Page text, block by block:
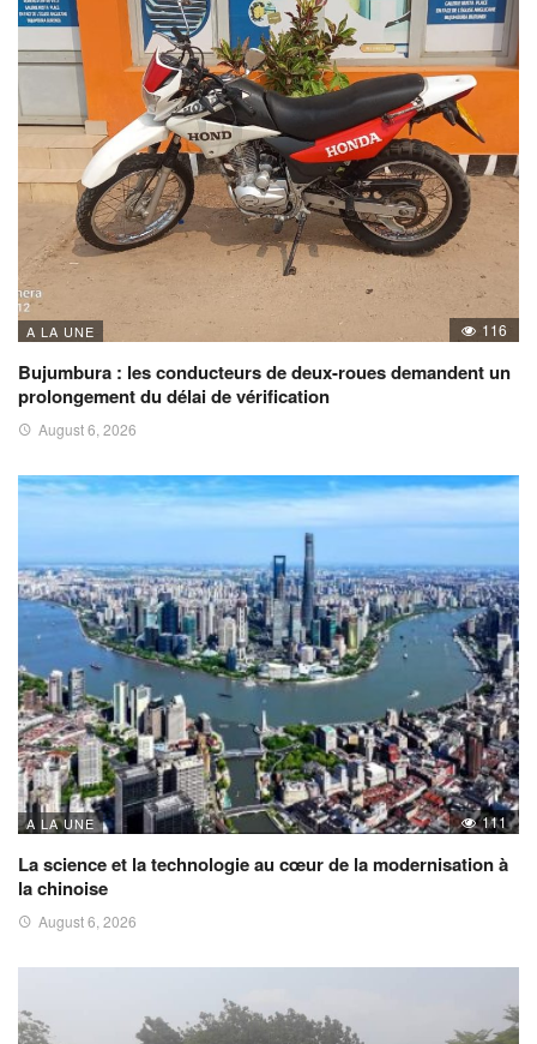
A LA UNE 116
Bujumbura : les conducteurs de deux-roues demandent un
prolongement du délai de vérification
August 6, 2026
A LA UNE 111
La science et la technologie au cœur de la modernisation à
la chinoise
August 6, 2026